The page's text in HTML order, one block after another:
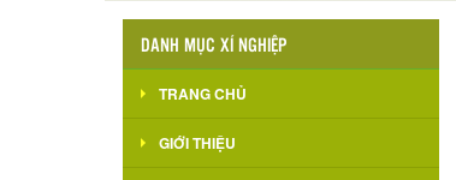
DANH MỤC XÍ NGHIỆP
TRANG CHỦ
GIỚI THIỆU